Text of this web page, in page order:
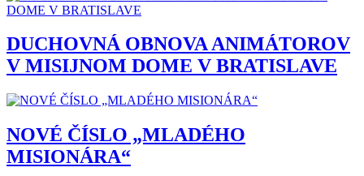
DUCHOVNÁ OBNOVA ANIMÁTOROV
V MISIJNOM DOME V BRATISLAVE
NOVÉ ČÍSLO „MLADÉHO
MISIONÁRA“